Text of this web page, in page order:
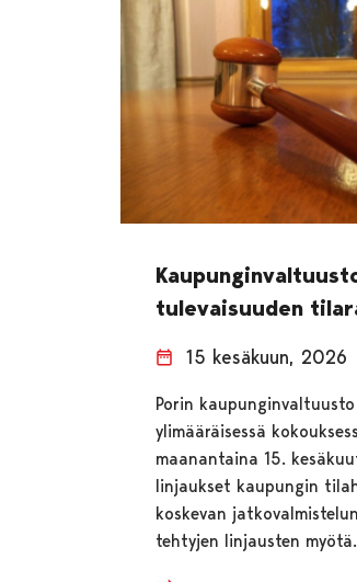
tulevaisuuden
15 kesäkuun, 2026
Porin
ylimääräisessä
maanantaina 15.
linjaukset kaupungin
koskevan
tehtyjen linjausten